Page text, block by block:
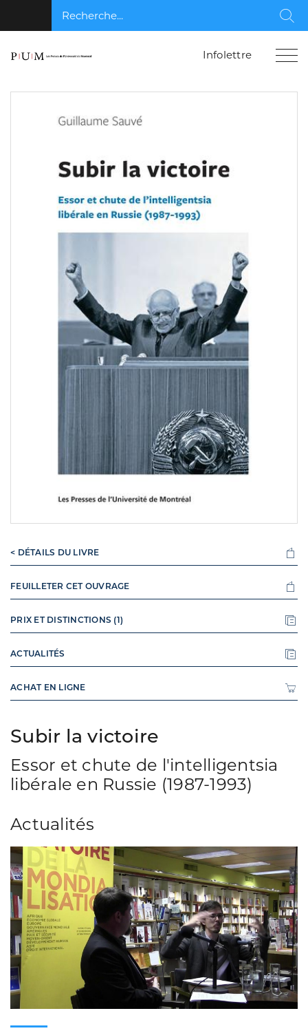
Recherche...
Infolettre
Subir la victoire
Essor et chute de l'intelligentsia
libérale en Russie (1987-1993)
Actualités
< DÉTAILS DU LIVRE
FEUILLETER CET OUVRAGE
PRIX ET DISTINCTIONS (1)
ACTUALITÉS
ACHAT EN LIGNE